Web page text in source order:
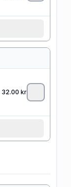
32.00 kr